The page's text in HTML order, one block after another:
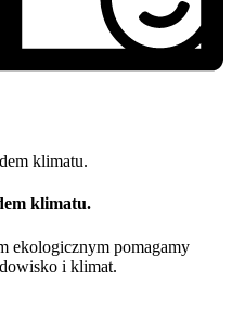
klimatu.
ekologicznym pomagamy
i klimat.